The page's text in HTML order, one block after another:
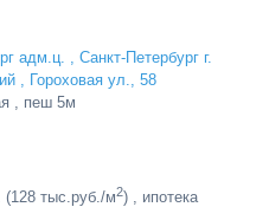
адм.ц. , Санкт-Петербург г.
, Гороховая ул., 58
, пеш 5м
(128 тыс.руб./м2) , ипотека